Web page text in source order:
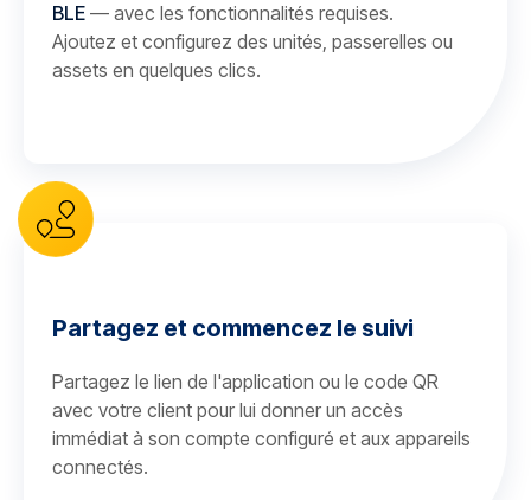
BLE — avec les fonctionnalités requises.
Ajoutez et configurez des unités, passerelles ou
assets en quelques clics.
Partagez et commencez le suivi
Partagez le lien de l'application ou le code QR
avec votre client pour lui donner un accès
immédiat à son compte configuré et aux appareils
connectés.